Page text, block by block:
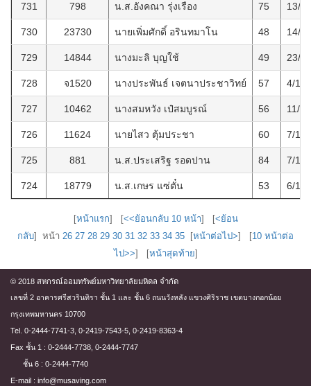
731 798 น.ส.อังคณา รุ่งเรือง 75 13/
730 23730 นายเพิ่มศักดิ์ อรินทมาโน 48 14/
729 14844 นางมะลิ บุญใช้ 49 23/
728 จ1520 นางประพันธ์ เจตนาประชาวิทย์ 57 4/12/
727 10462 นางสมหวัง เป๋สมบูรณ์ 56 11/
726 11624 นายไสว ตุ้มประชา 60 7/11/
725 881 น.ส.ประเสริฐ รอดปาน 84 7/11/
724 18779 น.ส.เกษร แซ่ตั๋น 53 6/11/
[หน้าแรก] [<<ย้อนกลับ 10 หน้า] [<ย้อน
กลับ] หน้า 26 27 28 29 30 31 32 33 34 35 [หน้าต่อไป>] [10 หน้าต่อ
ไป>>] [หน้าสุดท้าย]
© 2018 สหกรณ์ออมทรัพย์มหาวิทยาลัยมหิดล จำกัด
เลขที่ 2 อาคารศรีสวรินทิรา ชั้น 1 และ ชั้น 6 ถนนวังหลัง แขวงศิริราช เขตบางกอกน้อย
กรุงเทพมหานคร 10700
Tel. 0-2444-7741-3, 0-2419-7543-5, 0-2419-8363-4
Fax ชั้น 1 : 0-2444-7738, 0-2444-7747
ชั้น 6 : 0-2444-7740
E-mail : info@musaving.com